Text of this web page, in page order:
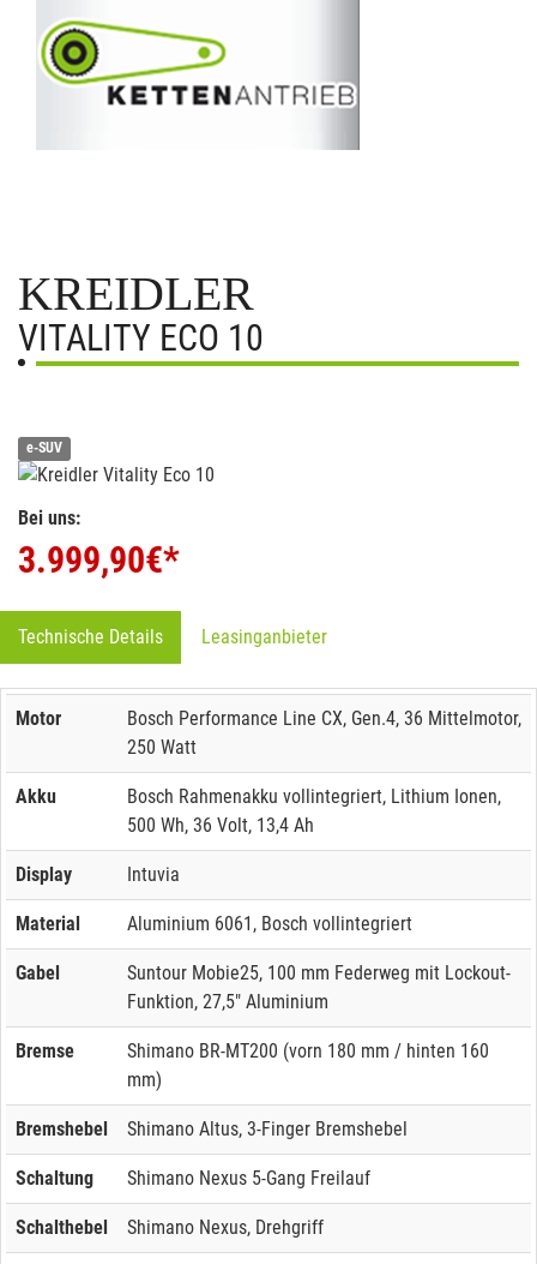
KREIDLER
VITALITY ECO 10
e-SUV
Bei uns:
3.999,90€*
Technische Details Leasinganbieter
Motor
Bosch Performance Line CX, Gen.4, 36 Mittelmotor,
250 Watt
Akku
Bosch Rahmenakku vollintegriert, Lithium Ionen,
500 Wh, 36 Volt, 13,4 Ah
Display Intuvia
Material Aluminium 6061, Bosch vollintegriert
Gabel
Suntour Mobie25, 100 mm Federweg mit Lockout-
Funktion, 27,5" Aluminium
Bremse
Shimano BR-MT200 (vorn 180 mm / hinten 160
mm)
Bremshebel Shimano Altus, 3-Finger Bremshebel
Schaltung Shimano Nexus 5-Gang Freilauf
Schalthebel Shimano Nexus, Drehgriff